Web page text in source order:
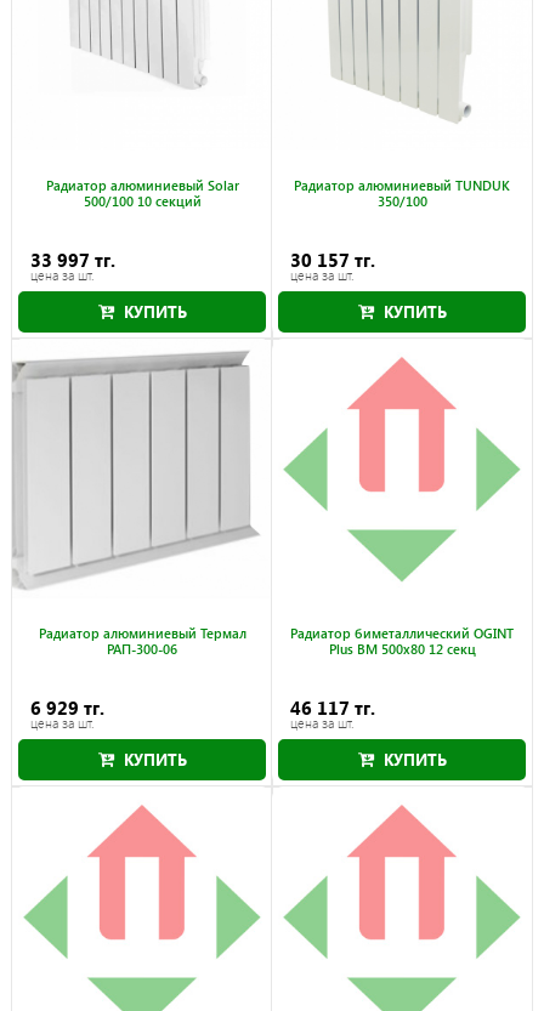
Радиатор алюминиевый Solar
500/100 10 секций
33 997 тг.
цена за шт.
КУПИТЬ
Радиатор алюминиевый TUNDUK
350/100
30 157 тг.
цена за шт.
КУПИТЬ
Радиатор алюминиевый Термал
РАП-300-06
6 929 тг.
цена за шт.
КУПИТЬ
Радиатор биметаллический OGINT
Plus BM 500x80 12 секц
46 117 тг.
цена за шт.
КУПИТЬ